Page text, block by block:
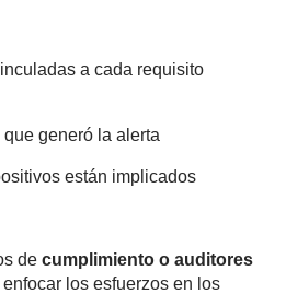
a cada requisito
generó la alerta
están implicados
de cumplimiento o auditores
los esfuerzos en los